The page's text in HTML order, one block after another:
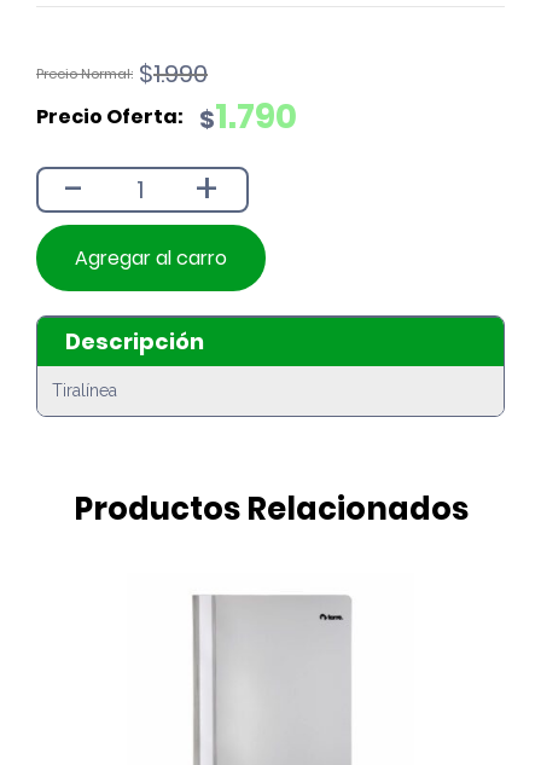
$1.990
El
original
$1.990.
$1.790
El
actual
$1.790.
- +
Agregar al carro
Descripción
Tiralínea
Productos Relacionados